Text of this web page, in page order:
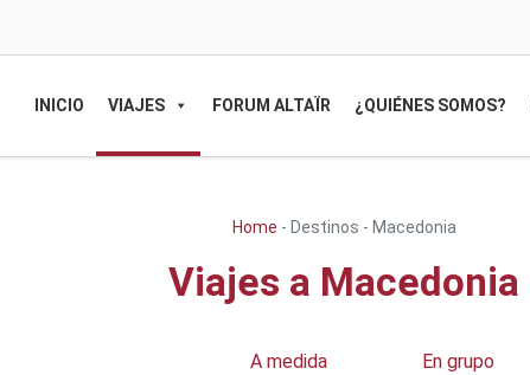
INICIO VIAJES FORUM ALTAÏR ¿QUIÉNES SOMOS?
Home - Destinos - Macedonia
Viajes a Macedonia
A medida En grupo